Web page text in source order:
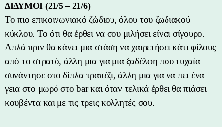
ΔΙΔΥΜΟΙ (21/5 – 21/6)
Το πιο επικοινωνιακό ζώδιου, όλου του ζωδιακού
κύκλου. Το ότι θα έρθει να σου μιλήσει είναι σίγουρο.
Απλά πριν θα κάνει μια στάση να χαιρετήσει κάτι φίλους
από το στρατό, άλλη μια για μια ξαδέλφη που τυχαία
συνάντησε στο δίπλα τραπέζι, άλλη μια για να πει ένα
γεια στο μωρό στο bar και όταν τελικά έρθει θα πιάσει
κουβέντα και με τις τρεις κολλητές σου.